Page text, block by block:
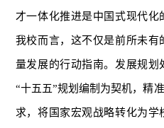
才一体化推进是中国式现代
我校而言，这不仅是前所未
量发展的行动指南。发展规划
“十五五”规划编制为契机，精
求，将国家宏观战略转化为